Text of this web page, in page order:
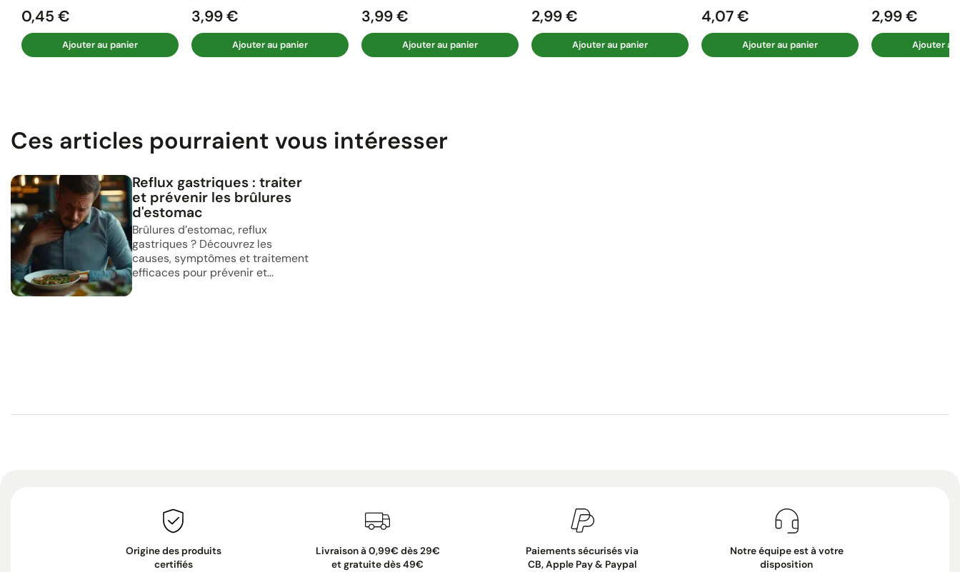
Prix
0,45 €
Ajouter au panier
Prix
3,99 €
Ajouter au panier
Prix
3,99 €
Ajouter au panier
Prix
2,99 €
Ajouter au panier
Prix
4,07 €
Ajouter au panier
Prix
2,99 €
Ajouter au
Ces articles pourraient vous intéresser
Reflux gastriques : traiter
et prévenir les brûlures
d'estomac
Brûlures d’estomac, reflux
gastriques ? Découvrez les
causes, symptômes et traitement
efficaces pour prévenir et...
Origine des produits
certifiés
Livraison à 0,99€ dès 29€
et gratuite dès 49€
Paiements sécurisés via
CB, Apple Pay & Paypal
Notre équipe est à votre
disposition